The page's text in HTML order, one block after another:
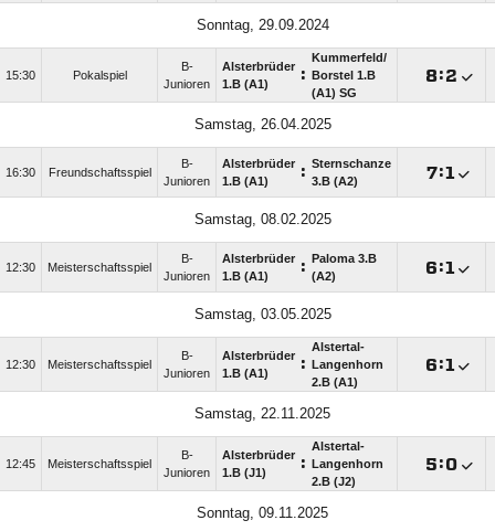
Sonntag, 29.09.2024
15:30 Pokalspiel
B-
Junioren
Alsterbrüder
1.B (A1)
:
Kummerfeld/​
Borstel 1.B
(A1) SG
:
Samstag, 26.04.2025
16:30 Freundschaftsspiel
B-
Junioren
Alsterbrüder
1.B (A1)
: Sternschanze
3.B (A2)
:
Samstag, 08.02.2025
12:30 Meisterschaftsspiel
B-
Junioren
Alsterbrüder
1.B (A1)
:
Paloma 3.B
(A2)
:
Samstag, 03.05.2025
12:30 Meisterschaftsspiel
B-
Junioren
Alsterbrüder
1.B (A1)
:
Alstertal-
Langenhorn
2.B (A1)
:
Samstag, 22.11.2025
12:45 Meisterschaftsspiel
B-
Junioren
Alsterbrüder
1.B (J1)
:
Alstertal-
Langenhorn
2.B (J2)
:
Sonntag, 09.11.2025